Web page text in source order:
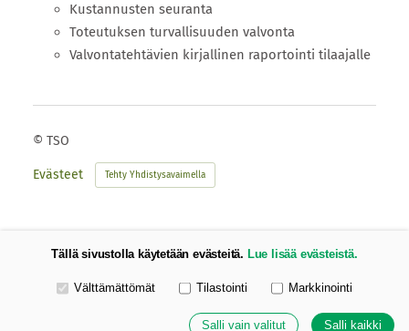
Kustannusten seuranta
Toteutuksen turvallisuuden valvonta
Valvontatehtävien kirjallinen raportointi tilaajalle
© TSO
Evästeet Tehty Yhdistysavaimella
Tällä sivustolla käytetään evästeitä. Lue lisää evästeistä.
Valitse käytettävät evästeet
Välttämättömät Tilastointi Markkinointi
Salli vain valitut Salli kaikki